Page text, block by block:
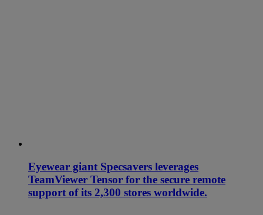
Eyewear giant Specsavers leverages
TeamViewer Tensor for the secure remote
support of its 2,300 stores worldwide.